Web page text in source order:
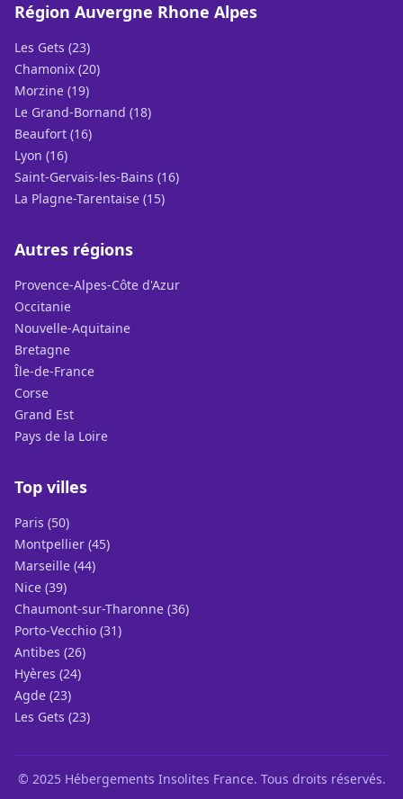
Région Auvergne Rhone Alpes
Les Gets (23)
Chamonix (20)
Morzine (19)
Le Grand-Bornand (18)
Beaufort (16)
Lyon (16)
Saint-Gervais-les-Bains (16)
La Plagne-Tarentaise (15)
Autres régions
Provence-Alpes-Côte d'Azur
Occitanie
Nouvelle-Aquitaine
Bretagne
Île-de-France
Corse
Grand Est
Pays de la Loire
Top villes
Paris (50)
Montpellier (45)
Marseille (44)
Nice (39)
Chaumont-sur-Tharonne (36)
Porto-Vecchio (31)
Antibes (26)
Hyères (24)
Agde (23)
Les Gets (23)
© 2025 Hébergements Insolites France. Tous droits réservés.